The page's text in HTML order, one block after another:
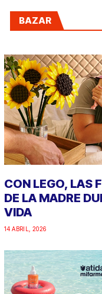
BAZAR
CON LEGO, LAS
DE LA MADRE
VIDA
14 ABRIL, 2026